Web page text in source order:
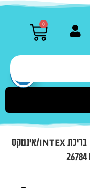
0
בריכת INTEX/אינטקס